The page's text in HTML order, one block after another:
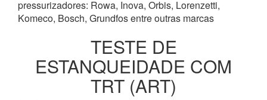
pressurizadores: Rowa, Inova, Orbis, Lorenzetti,
Komeco, Bosch, Grundfos entre outras marcas
TESTE DE
ESTANQUEIDADE COM
TRT (ART)